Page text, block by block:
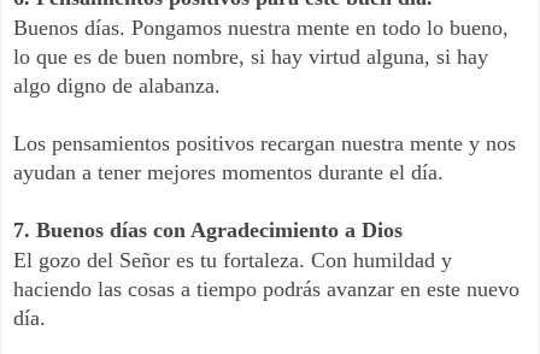
Buenos días. Pongamos nuestra mente en todo lo bueno,
lo que es de buen nombre, si hay virtud alguna, si hay
algo digno de alabanza.
Los pensamientos positivos recargan nuestra mente y nos
ayudan a tener mejores momentos durante el día.
7. Buenos días con Agradecimiento a Dios
El gozo del Señor es tu fortaleza. Con humildad y
haciendo las cosas a tiempo podrás avanzar en este nuevo
día.